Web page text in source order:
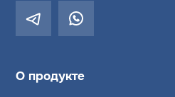
О продукте